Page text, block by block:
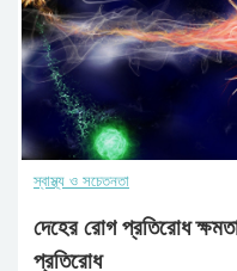
স্বাস্থ্য ও সচেতনতা
দেহের রোগ প্রতিরোধ
প্রতিরোধ